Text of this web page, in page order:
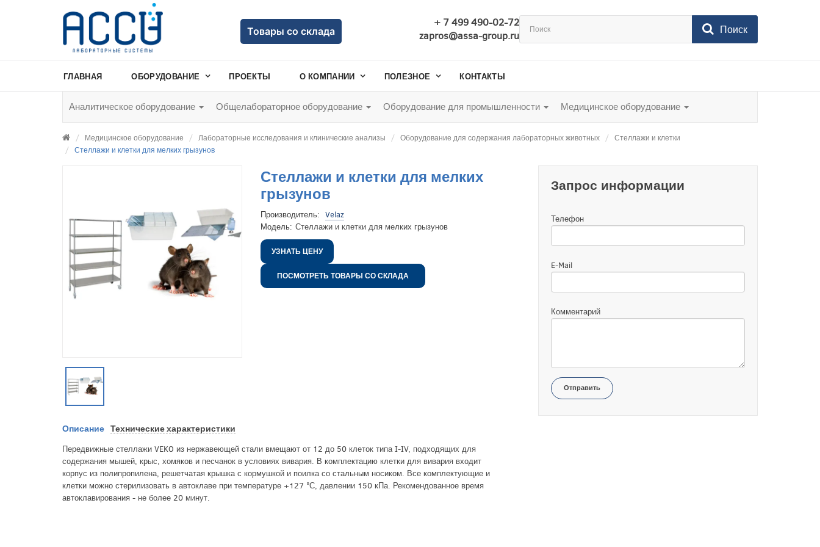
Товары со склада
+ 7 499 490-02-72
zapros@assa-group.ru
Поиск
ГЛАВНАЯ ОБОРУДОВАНИЕ ПРОЕКТЫ О КОМПАНИИ ПОЛЕЗНОЕ КОНТАКТЫ
Аналитическое оборудование Общелабораторное оборудование Оборудование для промышленности Медицинское оборудование
Медицинское оборудование Лабораторные исследования и клинические анализы Оборудование для содержания лабораторных животных
Стеллажи и клетки
Стеллажи и клетки для мелких грызунов
Стеллажи и клетки для мелких
грызунов
Производитель: Velaz
Модель: Стеллажи и клетки для мелких грызунов
УЗНАТЬ ЦЕНУ
ПОСМОТРЕТЬ ТОВАРЫ СО СКЛАДА
Описание Технические характеристики
Передвижные стеллажи VEKO из нержавеющей стали вмещают от 12 до 50 клеток типа I-IV, подходящих для
содержания мышей, крыс, хомяков и песчанок в условиях вивария. В комплектацию клетки для вивария входит
корпус из полипропилена, решетчатая крышка с кормушкой и поилка со стальным носиком. Все комплектующие и
клетки можно стерилизовать в автоклаве при температуре +127 °С, давлении 150 кПа. Рекомендованное время
автоклавирования - не более 20 минут.
Запрос информации
Телефон
E-Mail
Комментарий
Отправить